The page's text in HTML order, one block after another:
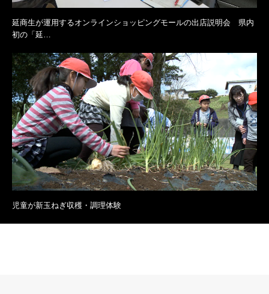
延商生が運用するオンラインショッピングモールの出店説明会 県内
初の「延…
児童が新玉ねぎ収穫・調理体験